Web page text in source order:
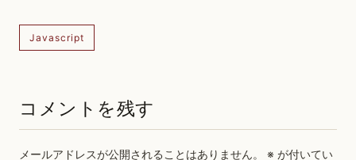
Javascript
コメントを残す
メールアドレスが公開されることはありません。 ※ が付いてい